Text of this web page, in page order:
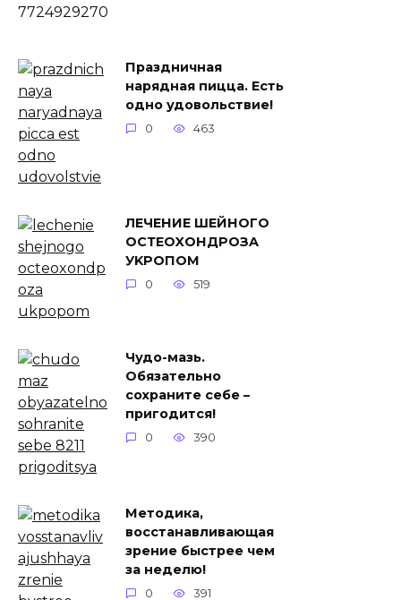
7724929270
Праздничная
нарядная пицца. Есть
одно удовольствие!
0 463
ЛЕЧЕНИЕ ШЕЙНOГO
OCТEOXOНДPOЗA
УKPOПОМ
0 519
Чудо-мазь.
Обязательно
сохраните себе –
пригодится!
0 390
Методика,
восстанавливающая
зрение быстрее чем
за неделю!
0 391